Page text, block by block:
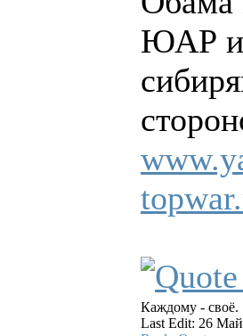
ЮАР
Каждому - своё.
Last Edit: 26